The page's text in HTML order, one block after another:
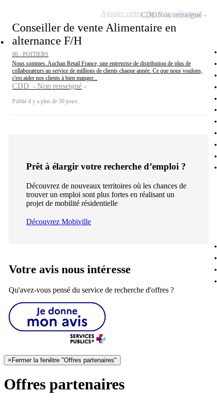
Conseiller de vente Alimentaire en
alternance F/H
86 - POITIERS
Nous sommes. Auchan Retail France, une entreprise de distribution de plus de
collaborateurs au service de millions de clients chaque année. Ce que nous voulons,
c'est aider nos clients à bien manger...
CDD - Non renseigné
Publié il y a plus de 30 jours
CDDNon renseigné
Ajouter cette offre à ma sélection
Prêt à élargir votre recherche d’emploi ?
Découvrez de nouveaux territoires où les chances de
trouver un emploi sont plus fortes en réalisant un
projet de mobilité résidentielle
Découvrez Mobiville
Votre avis nous intéresse
Qu'avez-vous pensé du service de recherche d'offres ?
× Fermer la fenêtre "Offres partenaires"
Offres partenaires